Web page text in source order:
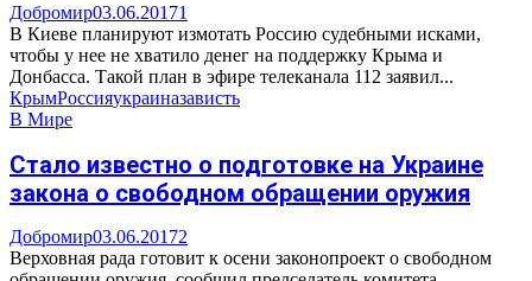
Добромир03.06.20171
В Киеве планируют измотать Россию судебными исками,
чтобы у нее не хватило денег на поддержку Крыма и
Донбасса. Такой план в эфире телеканала 112 заявил...
КрымРоссияукраиназависть
В Мире
Стало известно о подготовке на Украине
закона о свободном обращении оружия
Добромир03.06.20172
Верховная рада готовит к осени законопроект о свободном